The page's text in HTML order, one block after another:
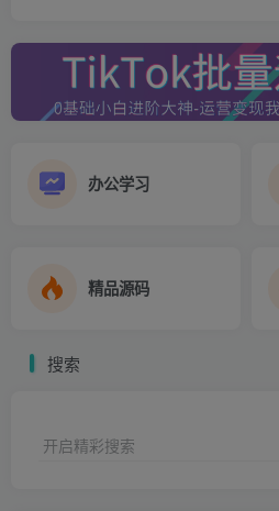
但我还是觉得，你这完全不符合
一边你必须要上班，因为你需要赚
一边你又不想放弃上班的收入还
吧，你又不满足那点工资收入。
这种心理可能不代表所有人，但多
办公学习
精品源码
搜索
开启精彩搜索